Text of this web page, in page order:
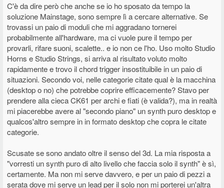
sfacchinare.
Dalla masterina con ipad, fino al Fiat Ducato pieno di Hammond
Wurly bla bla bla + facchini a corredo!
Il rapporto spesa/resa ad oggi è infinitamente più performante del
passato!
Se certi musicisti negli anni 70/80 avessero avuto i nostri
strumenti.....
....
C'è da dire però che anche se io ho sposato da tempo la
soluzione Mainstage, sono sempre lì a cercare alternative. Se
trovassi un paio di moduli che mi aggradano tornerei
probabilmente all'hardware, ma ci vuole pure il tempo per
provarli, rifare suoni, scalette.. e io non ce l'ho. Uso molto Studio
Horns e Studio Strings, si arriva al risultato voluto molto
rapidamente e trovo il chord trigger insostituibile in un paio di
situazioni. Secondo voi, nelle categorie citate qual è la macchina
(desktop o no) che potrebbe coprire efficacemente? Stavo per
prendere alla cieca CK61 per archi e fiati (è valida?), ma in realtà
mi piacerebbe avere al "secondo piano" un synth puro desktop e
qualcos'altro sempre in in formato desktop che copra le citate
categorie.
Scusate se sono andato oltre il senso del 3d. La mia risposta a
"vorresti un synth puro di alto livello che faccia solo il synth" è sì,
certamente. Ma non mi serve davvero, e per un paio di pezzi a
serata dove mi serve un lead per il solo non mi porterei un'altra